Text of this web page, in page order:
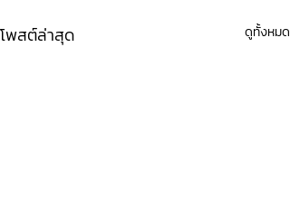
โพสต์ล่าสุด ดูทั้งหมด